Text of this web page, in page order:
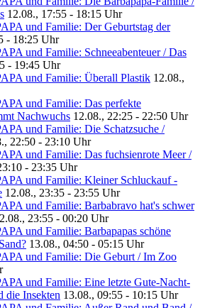
12.08., 17:55 - 18:15 Uhr
und Familie: Der Geburtstag der
- 18:25 Uhr
und Familie: Schneeabenteuer / Das
- 19:45 Uhr
und Familie: Überall Plastik 12.08.,
und Familie: Das perfekte
Nachwuchs 12.08., 22:25 - 22:50 Uhr
und Familie: Die Schatzsuche /
22:50 - 23:10 Uhr
und Familie: Das fuchsienrote Meer /
- 23:35 Uhr
und Familie: Kleiner Schluckauf -
12.08., 23:35 - 23:55 Uhr
und Familie: Barbabravo hat's schwer
23:55 - 00:20 Uhr
und Familie: Barbapapas schöne
13.08., 04:50 - 05:15 Uhr
und Familie: Die Geburt / Im Zoo
und Familie: Eine letzte Gute-Nacht-
die Insekten 13.08., 09:55 - 10:15 Uhr